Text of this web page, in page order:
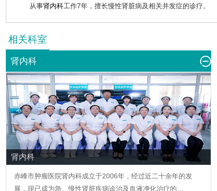
从事肾内科工作7年，擅长慢性肾脏病及相关并发症的诊疗。
相关科室
肾内科
肾内科
赤峰市肿瘤医院肾内科成立于2006年，经过近二十余年的发
展，现已成为急、慢性肾脏疾病诊治及血液净化治疗的…